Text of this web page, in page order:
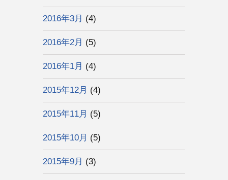
2016年3月 (4)
2016年2月 (5)
2016年1月 (4)
2015年12月 (4)
2015年11月 (5)
2015年10月 (5)
2015年9月 (3)